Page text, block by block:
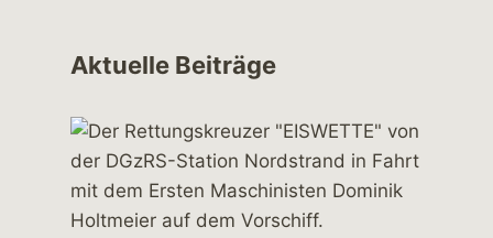
Aktuelle Beiträge